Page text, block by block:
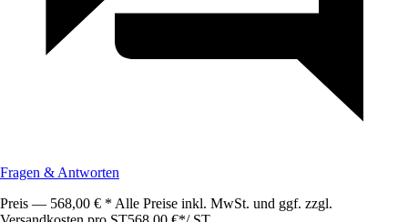
Fragen & Antworten
Preis — 568,00 € * Alle Preise inkl. MwSt. und ggf. zzgl.